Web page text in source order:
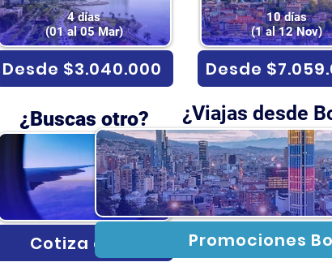
4 días
(01 al 05 Mar)
Desde $3.040.000
¿Buscas otro?
Cotiza aquí
10 días
(1 al 12 Nov)
Desde
¿Viajas desde
Promociones